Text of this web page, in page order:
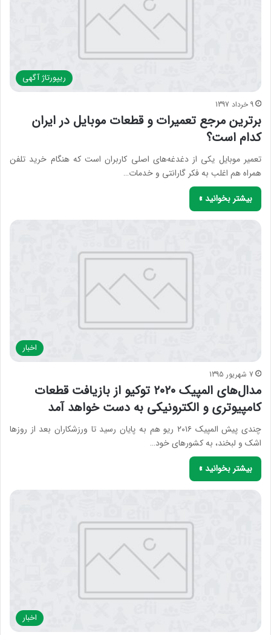
ریپورتاژ آگهی
9 خرداد 1397
برترین مرجع تعمیرات و قطعات موبایل در ایران
کدام است؟
تعمیر موبایل یکی از دغدغه‌های اصلی کاربران است که هنگام خرید تلفن
همراه هم اغلب به فکر گارانتی و خدمات…
بیشتر بخوانید »
اخبار
7 شهریور 1395
مدال‌های المپیک ۲۰۲۰ توکیو از بازیافت قطعات
کامپیوتری و الکترونیکی به دست خواهد آمد
چندی پیش المپیک ۲۰۱۶ ریو هم به پایان رسید تا ورزشکاران بعد از روزها
اشک و لبخند، به کشورهای خود…
بیشتر بخوانید »
اخبار